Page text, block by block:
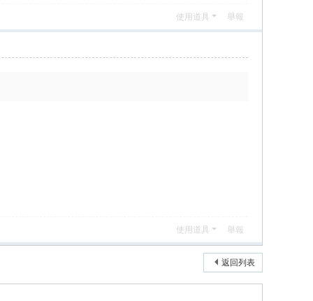
使用道具 舉報
使用道具 舉報
返回列表